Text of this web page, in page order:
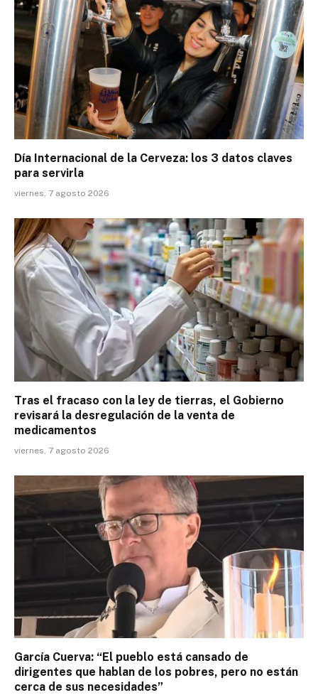
Día Internacional de la Cerveza: los 3 datos claves
para servirla
viernes, 7 agosto 2026
Tras el fracaso con la ley de tierras, el Gobierno
revisará la desregulación de la venta de
medicamentos
viernes, 7 agosto 2026
García Cuerva: “El pueblo está cansado de
dirigentes que hablan de los pobres, pero no están
cerca de sus necesidades”